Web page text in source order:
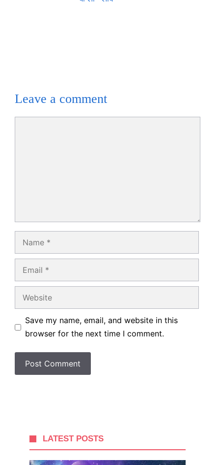
Leave a comment
Name
Email
Website
Save my name, email, and website in this
browser for the next time I comment.
LATEST POSTS